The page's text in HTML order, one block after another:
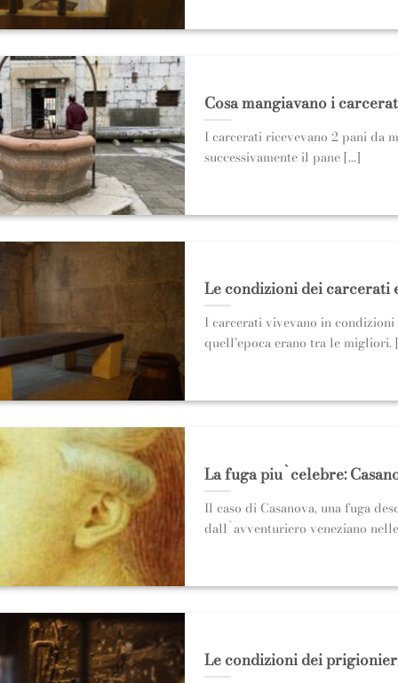
Cosa mangiavano i
I carcerati ricevevano 2 pani da
successivamente il pane [...]
Le condizioni dei carcerati
I carcerati vivevano in
quell’epoca erano tra le migliori.
La fuga piu`celebre:
Il caso di Casanova, una fuga
dall`avventuriero veneziano
Le condizioni dei